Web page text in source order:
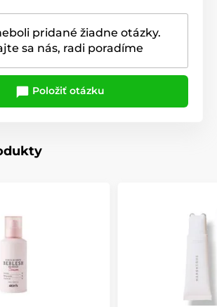
pridané žiadne otázky.
sa nás, radi poradíme
Položiť otázku